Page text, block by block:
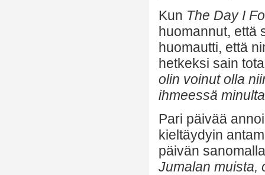
Kun The Day I
huomannut, että
huomautti, että
hetkeksi sain
olin voinut olla
ihmeessä
Pari päivää
kieltäydyin
päivän
Jumalan muista,